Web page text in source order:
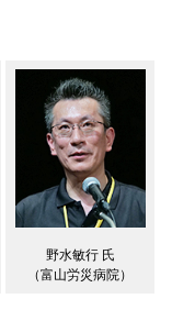
野水敏行 氏
（富山労災病院）